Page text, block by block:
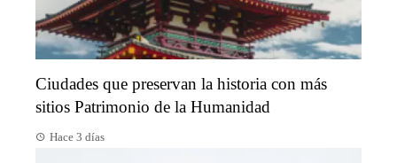
Ciudades que preservan la historia con más
sitios Patrimonio de la Humanidad
Hace 3 días